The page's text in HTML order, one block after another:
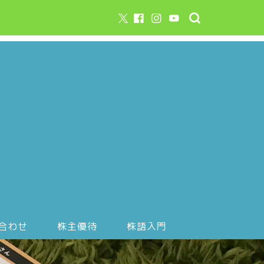
わせ 株主優待 株語入門